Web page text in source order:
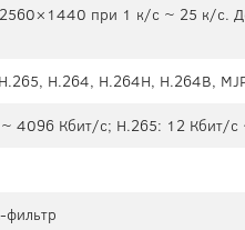
при 1 к/c ~ 25 к/c.
H.264, H.264H, H.264B,
4096 Кбит/с; H.265: 12 Кбит/